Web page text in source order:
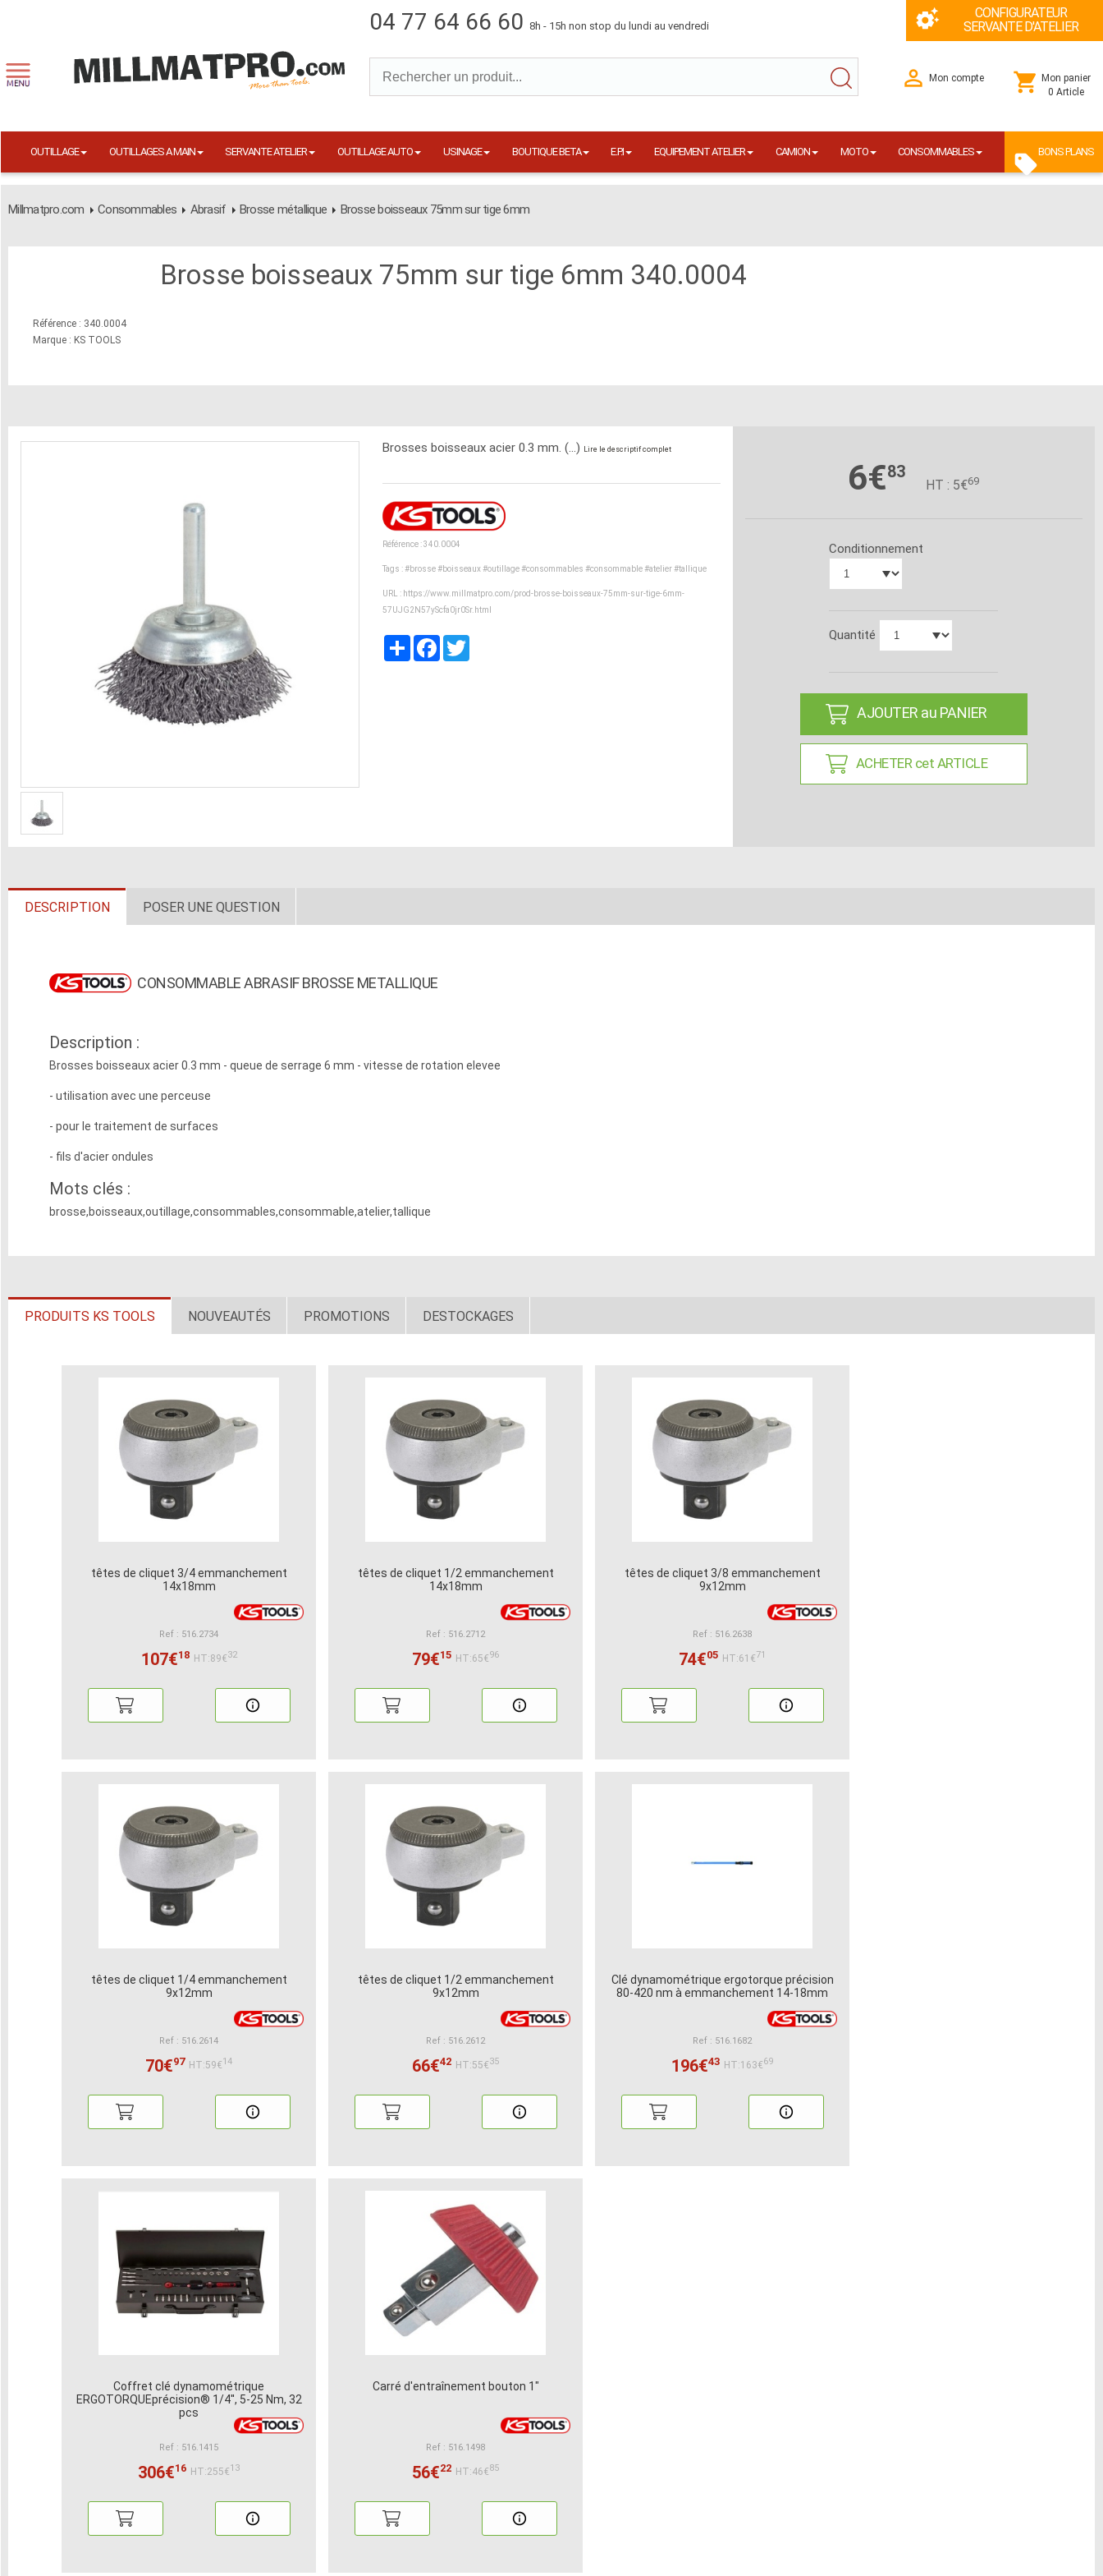
04 77 64 66 60 8h - 15h non stop du lundi au vendredi
CONFIGURATEUR
SERVANTE D'ATELIER
Mon compte
Mon panier
0 Article
OUTILLAGE OUTILLAGES A MAIN SERVANTE ATELIER OUTILLAGE AUTO USINAGE BOUTIQUE BETA E.P.I EQUIPEMENT ATELIER CAMION MOTO CONSOMMABLES BONS PLANS
Millmatpro.com Consommables Abrasif Brosse métallique Brosse boisseaux 75mm sur tige 6mm
Brosse boisseaux 75mm sur tige 6mm 340.0004
Référence : 340.0004
Marque : KS TOOLS
Brosses boisseaux acier 0.3 mm. (...) Lire le descriptif complet
Référence : 340.0004
Tags :#brosse #boisseaux #outillage #consommables #consommable #atelier #tallique
URL : https://www.millmatpro.com/prod-brosse-boisseaux-75mm-sur-tige-6mm-
57UJG2N57yScfa0jr0Sr.html
PartagerFacebook
6€83
HT : 5€69
Conditionnement
Quantité
AJOUTER au PANIER
ACHETER cet ARTICLE
DESCRIPTION POSER UNE QUESTION
CONSOMMABLE ABRASIF BROSSE METALLIQUE
Description :
Brosses boisseaux acier 0.3 mm - queue de serrage 6 mm - vitesse de rotation elevee
- utilisation avec une perceuse
- pour le traitement de surfaces
- fils d'acier ondules
Mots clés :
brosse,boisseaux,outillage,consommables,consommable,atelier,tallique
PRODUITS KS TOOLS NOUVEAUTÉS PROMOTIONS DESTOCKAGES
têtes de cliquet 3/4 emmanchement
14x18mm
Ref : 516.2734
107€18 HT:89€32
têtes de cliquet 1/2 emmanchement
14x18mm
Ref : 516.2712
79€15 HT:65€96
têtes de cliquet 3/8 emmanchement
9x12mm
Ref : 516.2638
74€05 HT:61€71
têtes de cliquet 1/4 emmanchement
9x12mm
Ref : 516.2614
70€97 HT:59€14
têtes de cliquet 1/2 emmanchement
9x12mm
Ref : 516.2612
66€42 HT:55€35
Clé dynamométrique ergotorque précision
80-420 nm à emmanchement 14-18mm
Ref : 516.1682
196€43 HT:163€69
Coffret clé dynamométrique
ERGOTORQUEprécision® 1/4'', 5-25 Nm, 32
pcs
Ref : 516.1415
306€16 HT:255€13
Carré d'entraînement bouton 1"
Ref : 516.1498
56€22 HT:46€85